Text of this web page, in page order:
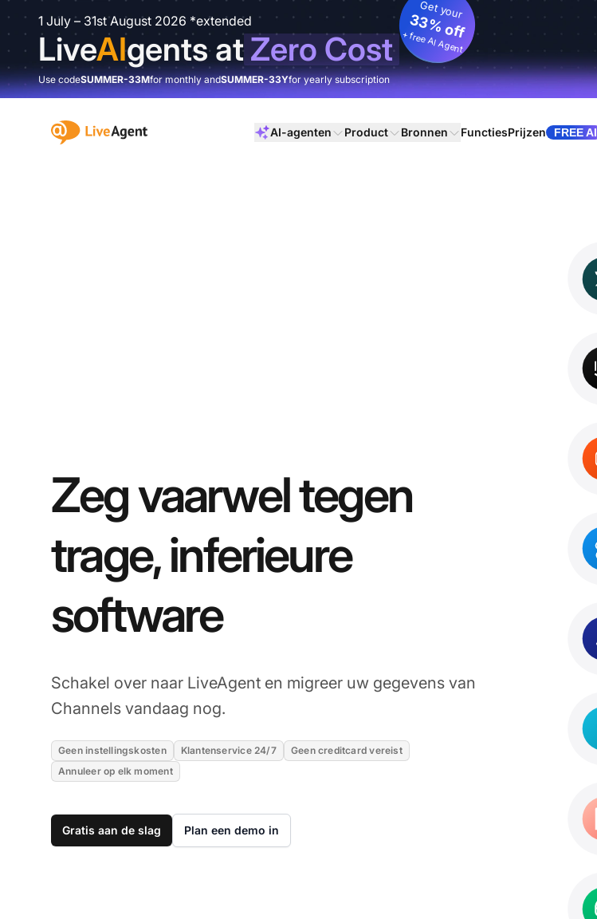
1 July – 31st August 2026 *extended
LiveAIgents atZero Cost
Get your
33% off
+ free AI Agent
Use codeSUMMER-33Mfor monthly andSUMMER-33Yfor yearly subscription
:site.title AI-agenten Product Bronnen FunctiesPrijzen FREE AI
Zeg vaarwel tegen
trage, inferieure
software
Schakel over naar LiveAgent en migreer uw gegevens van
Channels vandaag nog.
Geen instellingskosten Klantenservice 24/7
Geen creditcard vereist
Annuleer op elk moment
Gratis aan de slag Plan een demo in